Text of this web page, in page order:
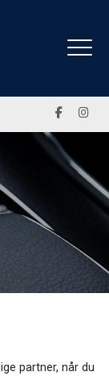
partner, når du